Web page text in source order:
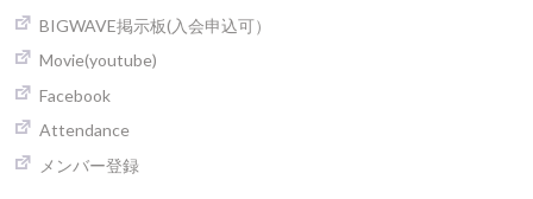
BIGWAVE掲示板(入会申込可）
Movie(youtube)
Facebook
Attendance
メンバー登録